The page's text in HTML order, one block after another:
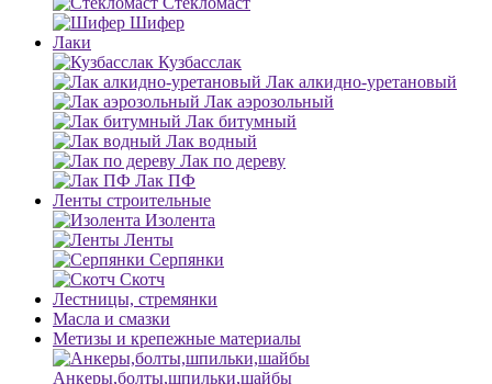
Шифер
Лаки
Кузбасслак
Лак алкидно-уретановый
Лак аэрозольный
Лак битумный
Лак водный
Лак по дереву
Лак ПФ
Ленты строительные
Изолента
Ленты
Серпянки
Скотч
Лестницы, стремянки
Масла и смазки
Метизы и крепежные материалы
Анкеры,болты,шпильки,шайбы